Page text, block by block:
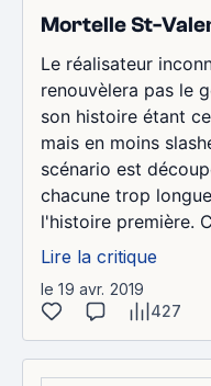
Mortelle St-
Le réalisateur
renouvèlera pas le
son histoire étant
mais en moins
scénario est
chacune trop
l'histoire première.
Lire la critique
le 19 avr. 2019
427